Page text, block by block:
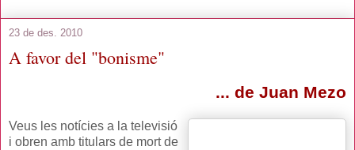
23 de des. 2010
A favor del "bonisme"
... de Juan Mezo
Veus les notícies a la televisió
i obren amb titulars de mort de